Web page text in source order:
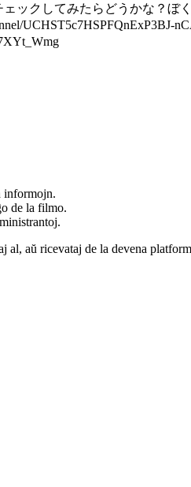
ックしてみたらどうかな？ぼ
UCHST5c7HSPFQnExP3BJ-
informojn.
de la filmo.
al, aŭ ricevataj de la devena